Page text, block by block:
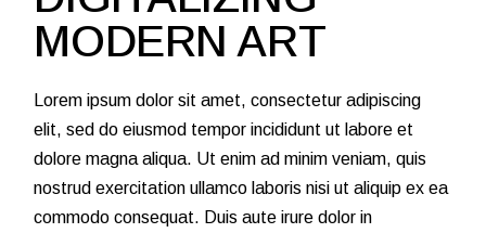
MODERN ART
Lorem ipsum dolor sit amet, consectetur adipiscing
elit, sed do eiusmod tempor incididunt ut labore et
dolore magna aliqua. Ut enim ad minim veniam, quis
nostrud exercitation ullamco laboris nisi ut aliquip ex ea
commodo consequat. Duis aute irure dolor in